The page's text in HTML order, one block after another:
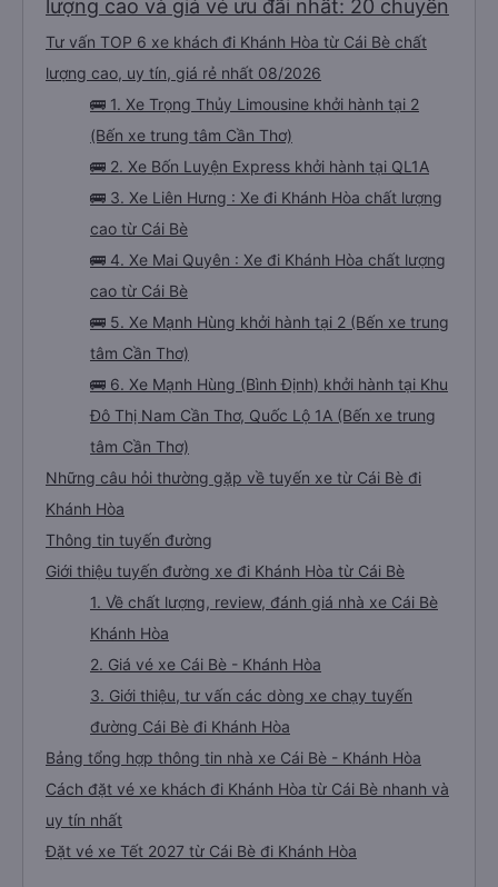
lượng cao và giá vé ưu đãi nhất: 20 chuyến
Tư vấn TOP 6 xe khách đi Khánh Hòa từ Cái Bè chất
lượng cao, uy tín, giá rẻ nhất 08/2026
🚌 1. Xe Trọng Thủy Limousine khởi hành tại 2
(Bến xe trung tâm Cần Thơ)
🚌 2. Xe Bốn Luyện Express khởi hành tại QL1A
🚌 3. Xe Liên Hưng : Xe đi Khánh Hòa chất lượng
cao từ Cái Bè
🚌 4. Xe Mai Quyên : Xe đi Khánh Hòa chất lượng
cao từ Cái Bè
🚌 5. Xe Mạnh Hùng khởi hành tại 2 (Bến xe trung
tâm Cần Thơ)
🚌 6. Xe Mạnh Hùng (Bình Định) khởi hành tại Khu
Đô Thị Nam Cần Thơ, Quốc Lộ 1A (Bến xe trung
tâm Cần Thơ)
Những câu hỏi thường gặp về tuyến xe từ Cái Bè đi
Khánh Hòa
Thông tin tuyến đường
Giới thiệu tuyến đường xe đi Khánh Hòa từ Cái Bè
1. Về chất lượng, review, đánh giá nhà xe Cái Bè
Khánh Hòa
2. Giá vé xe Cái Bè - Khánh Hòa
3. Giới thiệu, tư vấn các dòng xe chạy tuyến
đường Cái Bè đi Khánh Hòa
Bảng tổng hợp thông tin nhà xe Cái Bè - Khánh Hòa
Cách đặt vé xe khách đi Khánh Hòa từ Cái Bè nhanh và
uy tín nhất
Đặt vé xe Tết 2027 từ Cái Bè đi Khánh Hòa